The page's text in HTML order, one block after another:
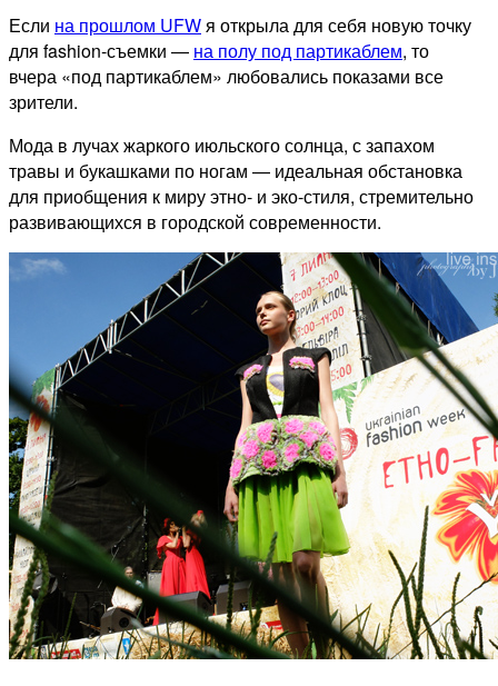
Если на прошлом UFWя открыла для себя новую точку
для fashion-съемки — на полу под партикаблем, то
вчера «под партикаблем» любовались показами все
зрители.
Мода в лучах жаркого июльского солнца, с запахом
травы и букашками по ногам — идеальная обстановка
для приобщения к миру этно- и эко-стиля, стремительно
развивающихся в городской современности.